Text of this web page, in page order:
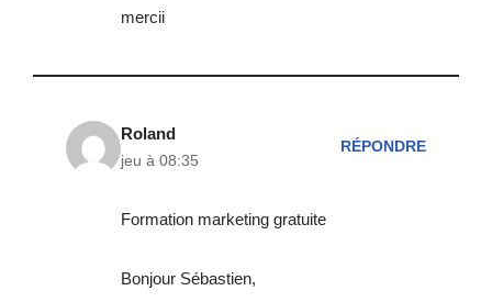
mercii
Roland
jeu à 08:35
RÉPONDRE
Formation marketing gratuite
Bonjour Sébastien,